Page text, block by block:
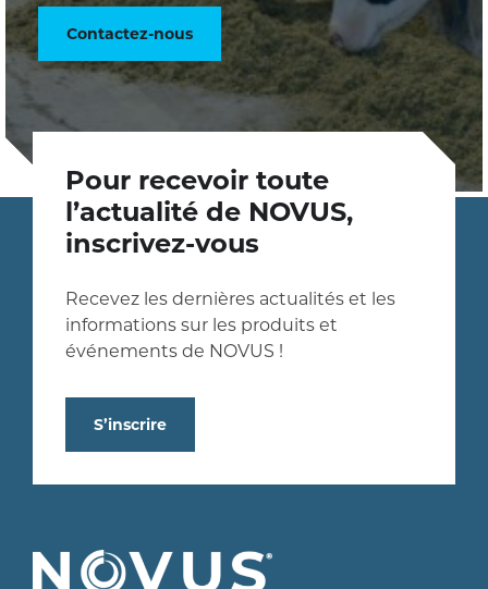
Contactez-nous
Pour recevoir toute
l’actualité de NOVUS,
inscrivez-vous
Recevez les dernières actualités et les
informations sur les produits et
événements de NOVUS !
S’inscrire